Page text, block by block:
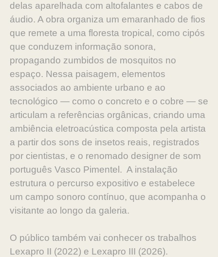
delas aparelhada com altofalantes e cabos de
áudio. A obra organiza um emaranhado de fios
que remete a uma floresta tropical, como cipós
que conduzem informação sonora,
propagando zumbidos de mosquitos no
espaço. Nessa paisagem, elementos
associados ao ambiente urbano e ao
tecnológico — como o concreto e o cobre — se
articulam a referências orgânicas, criando uma
ambiência eletroacústica composta pela artista
a partir dos sons de insetos reais, registrados
por cientistas, e o renomado designer de som
português Vasco Pimentel. A instalação
estrutura o percurso expositivo e estabelece
um campo sonoro contínuo, que acompanha o
visitante ao longo da galeria.
O público também vai conhecer os trabalhos
Lexapro II (2022) e Lexapro III (2026).